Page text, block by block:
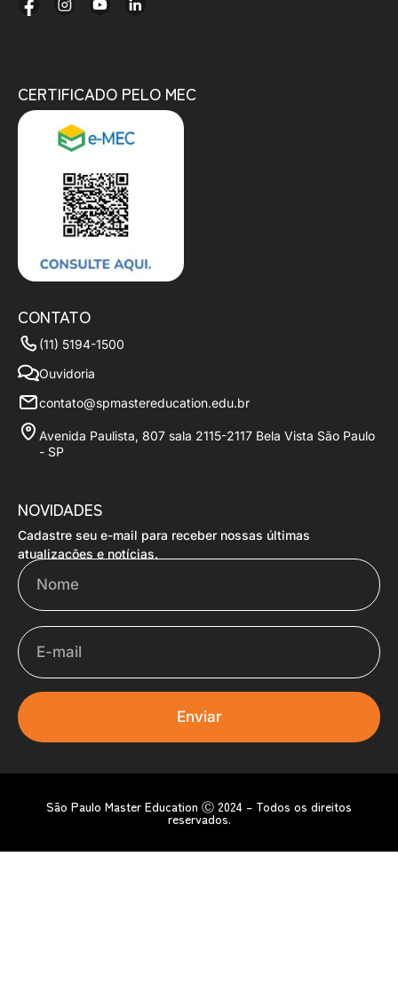
CERTIFICADO PELO MEC
CONTATO
(11) 5194-1500
Ouvidoria
contato@spmastereducation.edu.br
Avenida Paulista, 807 sala 2115-2117 Bela Vista São Paulo
- SP
NOVIDADES
Cadastre seu e-mail para receber nossas últimas
atualizações e notícias.
Nome
Enviar
São Paulo Master Education Ⓒ 2024 – Todos os direitos
reservados.